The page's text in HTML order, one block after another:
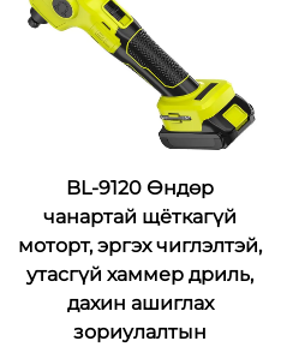
захидалтын хэмжээ:
500ш
Баглаан боодлын
дэлгэрэнгүй мэдээлэл:
Тохируулагдах
Хүргэлтийн хугацаа:
15~20 өдөр
Нийлүүлэх чадавхи:
OEM/ODM
BL-9120 Өндөр
чанартай щёткагүй
моторт, эргэх чиглэлтэй,
утасгүй хаммер дриль,
дахин ашиглах
зориулалтын